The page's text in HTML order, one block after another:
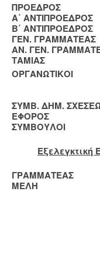
ΠΡΟΕΔΡΟΣ
Α΄ ΑΝΤΙΠΡΟΕΔΡΟΣ
Β΄ ΑΝΤΙΠΡΟΕΔΡΟΣ
ΓΕΝ. ΓΡΑΜΜΑΤΕΑΣ
ΑΝ. ΓΕΝ.
ΟΡΓΑΝΩΤΙΚΟΙ
Μπούζας
ΣΥΜΒ. ΔΗΜ.
Εξελεγκτική
ΓΡΑΜΜΑΤΕΑΣ
ΜΕΛΗ